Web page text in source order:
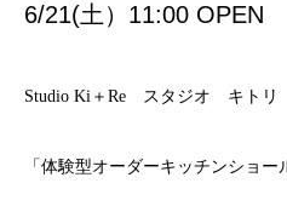
6/21(土）11:00 OPEN
Studio Ki＋Re スタジオ キトリ
「体験型オーダーキッチンショー